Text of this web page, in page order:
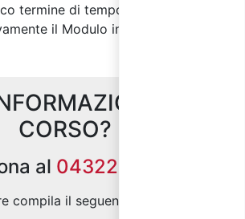
termine di tempo per non dover
il Modulo interessato.
SUL
CORSO?
al 0432299686
compila il seguente form: